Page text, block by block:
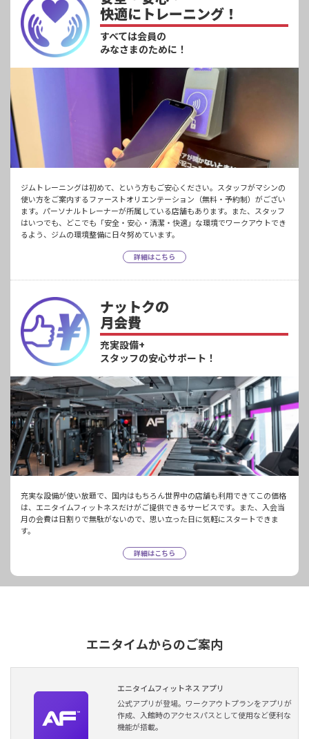
快適にトレーニング！
すべては会員の
みなさまのために！
ジムトレーニングは初めて、という方もご安心ください。スタッフがマシンの
使い方をご案内するファーストオリエンテーション（無料・予約制）がござい
ます。パーソナルトレーナーが所属している店舗もあります。また、スタッフ
はいつでも、どこでも「安全・安心・清潔・快適」な環境でワークアウトでき
るよう、ジムの環境整備に日々努めています。
詳細はこちら
ナットクの
月会費
充実設備+
スタッフの安心サポート！
充実な設備が使い放題で、国内はもちろん世界中の店舗も利用できてこの価格
は、エニタイムフィットネスだけがご提供できるサービスです。また、入会当
月の会費は日割りで無駄がないので、思い立った日に気軽にスタートできま
す。
詳細はこちら
エニタイムからのご案内
エニタイムフィットネス アプリ
公式アプリが登場。ワークアウトプランをアプリが
作成、入館時のアクセスパスとして使用など便利な
機能が搭載。